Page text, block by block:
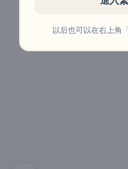
以后也可以在右上角